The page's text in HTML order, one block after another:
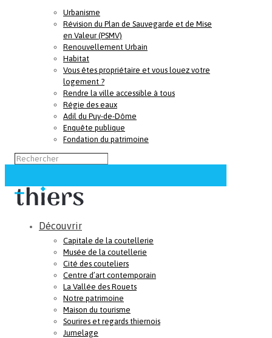
Urbanisme
Révision du Plan de Sauvegarde et de Mise
en Valeur (PSMV)
Renouvellement Urbain
Habitat
Vous êtes propriétaire et vous louez votre
logement ?
Rendre la ville accessible à tous
Régie des eaux
Adil du Puy-de-Dôme
Enquête publique
Fondation du patrimoine
Découvrir
Capitale de la coutellerie
Musée de la coutellerie
Cité des couteliers
Centre d’art contemporain
La Vallée des Rouets
Notre patrimoine
Maison du tourisme
Sourires et regards thiernois
Jumelage